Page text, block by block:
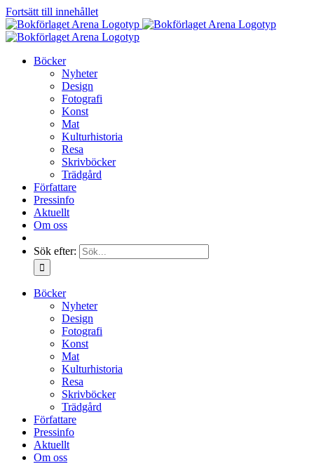
Fortsätt till innehållet
Böcker
Nyheter
Design
Fotografi
Konst
Mat
Kulturhistoria
Resa
Skrivböcker
Trädgård
Författare
Pressinfo
Aktuellt
Om oss
Sök efter:
Böcker
Nyheter
Design
Fotografi
Konst
Mat
Kulturhistoria
Resa
Skrivböcker
Trädgård
Författare
Pressinfo
Aktuellt
Om oss